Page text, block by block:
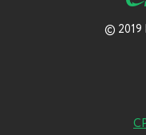
© 2019